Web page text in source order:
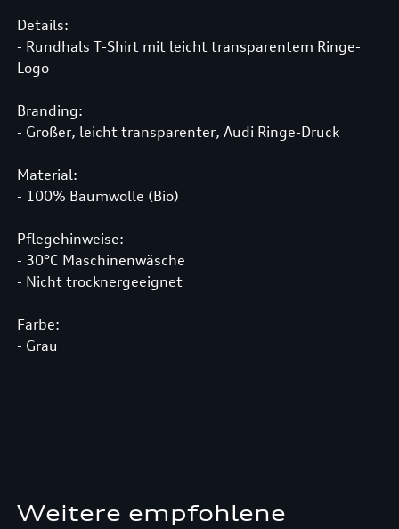
Details:
- Rundhals T-Shirt mit leicht transparentem Ringe-
Logo
Branding:
- Großer, leicht transparenter, Audi Ringe-Druck
Material:
- 100% Baumwolle (Bio)
Pflegehinweise:
- 30°C Maschinenwäsche
- Nicht trocknergeeignet
Farbe:
- Grau
Weitere empfohlene